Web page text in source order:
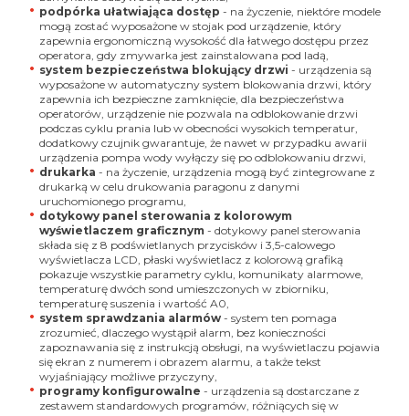
podpórka ułatwiająca dostęp - na życzenie, niektóre modele
mogą zostać wyposażone w stojak pod urządzenie, który
zapewnia ergonomiczną wysokość dla łatwego dostępu przez
operatora, gdy zmywarka jest zainstalowana pod ladą,
system bezpieczeństwa blokujący drzwi - urządzenia są
wyposażone w automatyczny system blokowania drzwi, który
zapewnia ich bezpieczne zamknięcie, dla bezpieczeństwa
operatorów, urządzenie nie pozwala na odblokowanie drzwi
podczas cyklu prania lub w obecności wysokich temperatur,
dodatkowy czujnik gwarantuje, że nawet w przypadku awarii
urządzenia pompa wody wyłączy się po odblokowaniu drzwi,
drukarka - na życzenie, urządzenia mogą być zintegrowane z
drukarką w celu drukowania paragonu z danymi
uruchomionego programu,
dotykowy panel sterowania z kolorowym
wyświetlaczem graficznym - dotykowy panel sterowania
składa się z 8 podświetlanych przycisków i 3,5-calowego
wyświetlacza LCD, płaski wyświetlacz z kolorową grafiką
pokazuje wszystkie parametry cyklu, komunikaty alarmowe,
temperaturę dwóch sond umieszczonych w zbiorniku,
temperaturę suszenia i wartość A0,
system sprawdzania alarmów - system ten pomaga
zrozumieć, dlaczego wystąpił alarm, bez konieczności
zapoznawania się z instrukcją obsługi, na wyświetlaczu pojawia
się ekran z numerem i obrazem alarmu, a także tekst
wyjaśniający możliwe przyczyny,
programy konfigurowalne - urządzenia są dostarczane z
zestawem standardowych programów, różniących się w